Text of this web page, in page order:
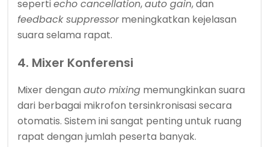
sepertiecho cancellation,auto gain, dan
feedback suppressormeningkatkan kejelasan
suara selama rapat.
4. Mixer Konferensi
Mixer dengan auto mixing memungkinkan suara
dari berbagai mikrofon tersinkronisasi secara
otomatis. Sistem ini sangat penting untuk ruang
rapat dengan jumlah peserta banyak.